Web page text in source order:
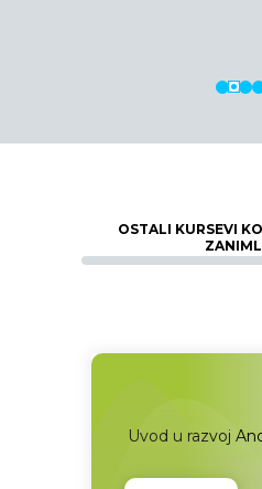
OSTALI KURSEVI
Uvod u razvoj